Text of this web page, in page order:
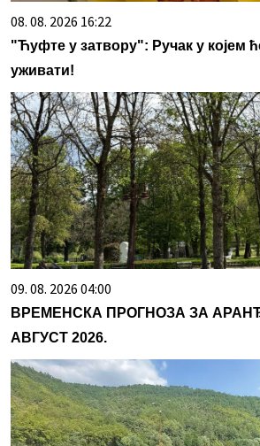
08. 08. 2026 16:22
"Ћуфте у затвору": Ручак у којем
уживати!
09. 08. 2026 04:00
ВРЕМЕНСКА ПРОГНОЗА ЗА
АВГУСТ 2026.